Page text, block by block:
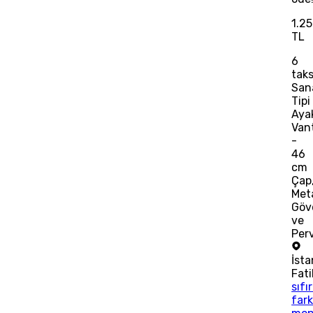
TL
6
Tipi
-
46
cm
ve